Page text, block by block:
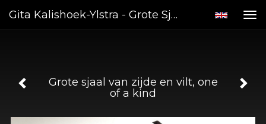
Gita Kalishoek-Ylstra - Grote Sjaal Van Zijde En Vilt, One Of A Kind
Grote sjaal van zijde en vilt, one
of a kind